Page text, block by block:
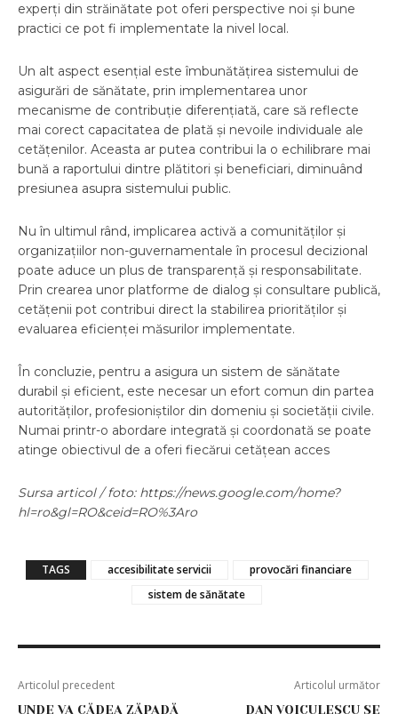
experți din străinătate pot oferi perspective noi și bune
practici ce pot fi implementate la nivel local.
Un alt aspect esențial este îmbunătățirea sistemului de
asigurări de sănătate, prin implementarea unor
mecanisme de contribuție diferențiată, care să reflecte
mai corect capacitatea de plată și nevoile individuale ale
cetățenilor. Aceasta ar putea contribui la o echilibrare mai
bună a raportului dintre plătitori și beneficiari, diminuând
presiunea asupra sistemului public.
Nu în ultimul rând, implicarea activă a comunităților și
organizațiilor non-guvernamentale în procesul decizional
poate aduce un plus de transparență și responsabilitate.
Prin crearea unor platforme de dialog și consultare publică,
cetățenii pot contribui direct la stabilirea priorităților și
evaluarea eficienței măsurilor implementate.
În concluzie, pentru a asigura un sistem de sănătate
durabil și eficient, este necesar un efort comun din partea
autorităților, profesioniștilor din domeniu și societății civile.
Numai printr-o abordare integrată și coordonată se poate
atinge obiectivul de a oferi fiecărui cetățean acces
Sursa articol / foto: https://news.google.com/home?
hl=ro&gl=RO&ceid=RO%3Aro
TAGS accesibilitate servicii
provocări financiare
sistem de sănătate
Articolul precedent
UNDE VA CĂDEA ZĂPADĂ
Articolul următor
DAN VOICULESCU SE